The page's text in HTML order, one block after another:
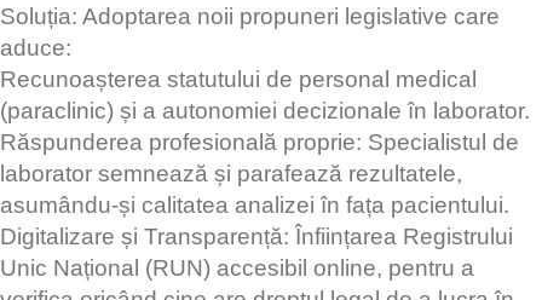
Soluția: Adoptarea noii propuneri legislative care
aduce:
Recunoașterea statutului de personal medical
(paraclinic) și a autonomiei decizionale în laborator.
Răspunderea profesională proprie: Specialistul de
laborator semnează și parafează rezultatele,
asumându-și calitatea analizei în fața pacientului.
Digitalizare și Transparență: Înființarea Registrului
Unic Național (RUN) accesibil online, pentru a